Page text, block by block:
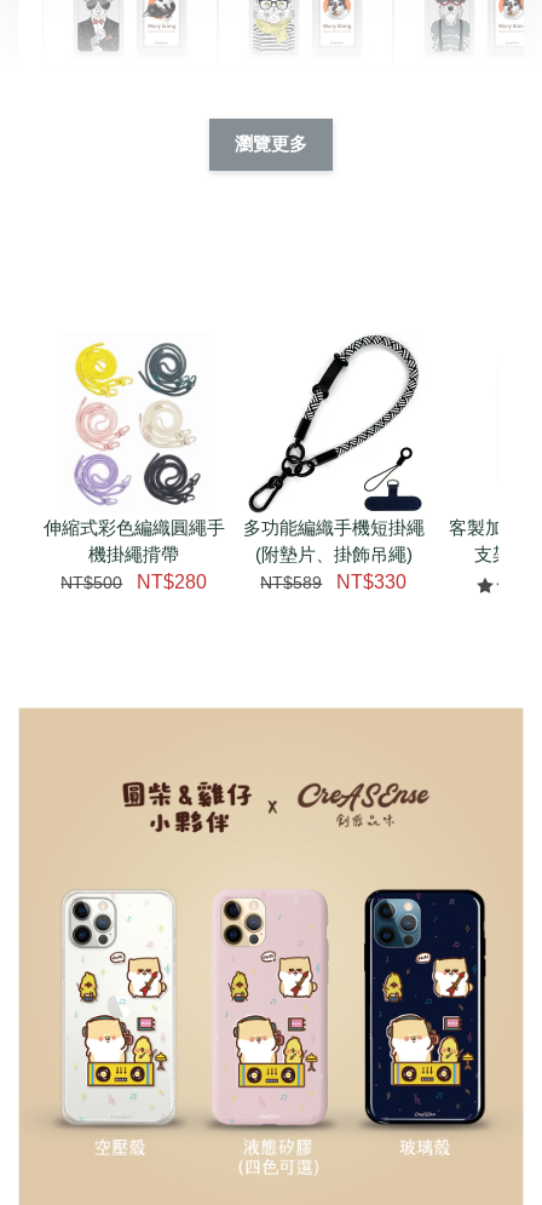
件套(附伸縮卡扣)
CSAA05
加入購物車
瀏覽更多
瀏覽更多
伸縮式彩色編織圓繩手
機掛繩揹帶
NT$500 NT$280
多功能編織手機短掛繩
(附墊片、掛飾吊繩)
NT$589 NT$330
客製加購
支架 腕